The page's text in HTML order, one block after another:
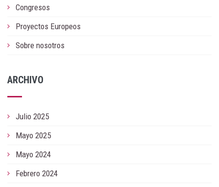
Congresos
Proyectos Europeos
Sobre nosotros
ARCHIVO
Julio 2025
Mayo 2025
Mayo 2024
Febrero 2024